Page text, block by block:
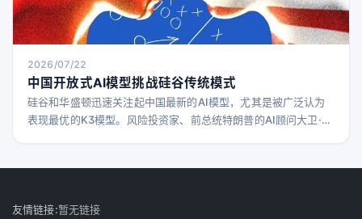
2026/07/22
中国开放式AI模型挑战硅谷传统模式
硅谷和华盛顿迅速关注起中国最新的AI模型，尤其是被广泛认为
表现最优的K3模型。风险投资家、前总统特朗普的AI顾问大卫·萨
Fable模型”，
友情链接:暂无链接